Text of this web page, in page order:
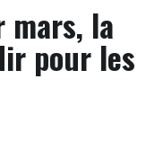
mars, la
pour les